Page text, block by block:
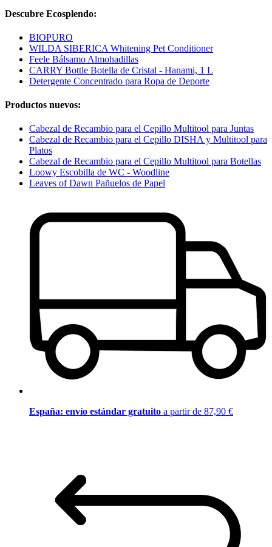
Descubre Ecosplendo:
BIOPURO
WILDA SIBERICA Whitening Pet Conditioner
Feele Bálsamo Almohadillas
CARRY Bottle Botella de Cristal - Hanami, 1 L
Detergente Concentrado para Ropa de Deporte
Productos nuevos:
Cabezal de Recambio para el Cepillo Multitool para Juntas
Cabezal de Recambio para el Cepillo DISHA y Multitool para
Platos
Cabezal de Recambio para el Cepillo Multitool para Botellas
Loowy Escobilla de WC - Woodline
Leaves of Dawn Pañuelos de Papel
España: envío estándar gratuito a partir de 87,90 €